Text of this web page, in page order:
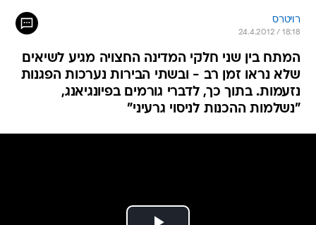
רויטרס
24.4.2012 / 18:18
המתח בין שני חלקי המדינה החצויה מגיע לשיאים
שלא נראו זמן רב - ובשתי הבירות נערכות הפגנות
נזעמות. בתוך כך, לדברי גורמים בפיונגיאנג,
"נשלמות ההכנות לניסוי גרעיני"